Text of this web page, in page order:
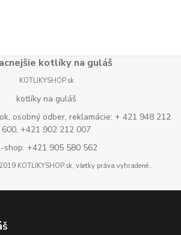
kotlíky na guláš
KOTLIKYSHOP.sk
kotlíky na guláš
osobný odber, reklamácie: + 421 948 212
600, +421 902 212 007
shop: +421 905 580 562
KOTLIKYSHOP.sk, všetky práva vyhradené..